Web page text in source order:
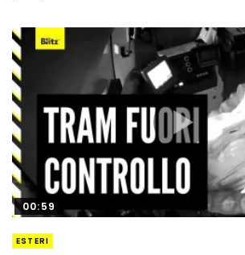
00:59
ESTERI